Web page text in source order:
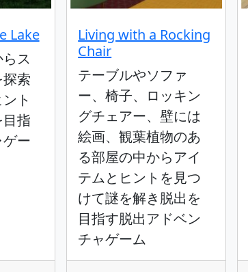
Lake
ス
索
ト
指
ー
Living with a Rocking
Chair
テーブルやソファ
ー、椅子、ロッキン
グチェアー、壁には
絵画、観葉植物のあ
る部屋の中からアイ
テムとヒントを見つ
けて謎を解き脱出を
目指す脱出アドベン
チャゲーム